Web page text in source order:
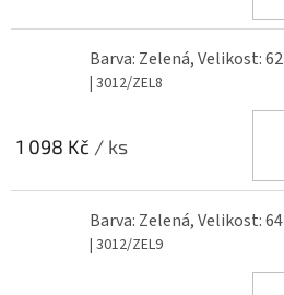
Barva: Zelená, Velikost: 62
| 3012/ZEL8
1 098 Kč / ks
Barva: Zelená, Velikost: 64
| 3012/ZEL9